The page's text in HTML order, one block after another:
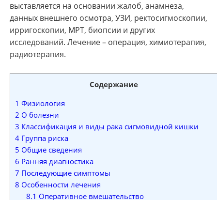
выставляется на основании жалоб, анамнеза,
данных внешнего осмотра, УЗИ, ректосигмоскопии,
ирригоскопии, МРТ, биопсии и других
исследований. Лечение – операция, химиотерапия,
радиотерапия.
Содержание
1 Физиология
2 О болезни
3 Классификация и виды рака сигмовидной кишки
4 Группа риска
5 Общие сведения
6 Ранняя диагностика
7 Последующие симптомы
8 Особенности лечения
8.1 Оперативное вмешательство